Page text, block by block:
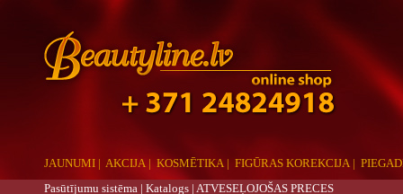
JAUNUMI | AKCIJA | KOSMĒTIKA | FIGŪRAS KOREKCIJA|
Pasūtījumu sistēma | Katalogs | ATVESEĻOJOŠAS PRECES